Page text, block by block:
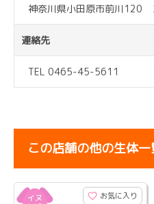
神奈川県小田原市前川120
連絡先
TEL 0465-45-5611
この店舗の他の生体一
お気に入り